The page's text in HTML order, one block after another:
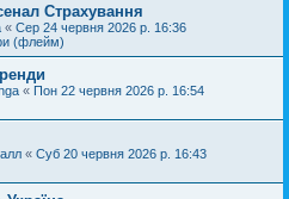
Страхування
« Сер 24 червня 2026 р. 16:36
(флейм)
« Пон 22 червня 2026 р. 16:54
« Суб 20 червня 2026 р. 16:43